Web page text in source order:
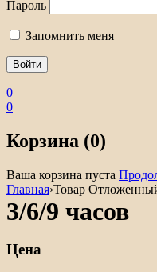
Пароль
Запомнить меня
0
0
Корзина (0)
Ваша корзина пуста
Главная›Товар
3/6/9 часов
Цена